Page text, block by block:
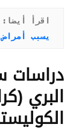
اقرأ أيضا:
يسبب
دراسات
البري